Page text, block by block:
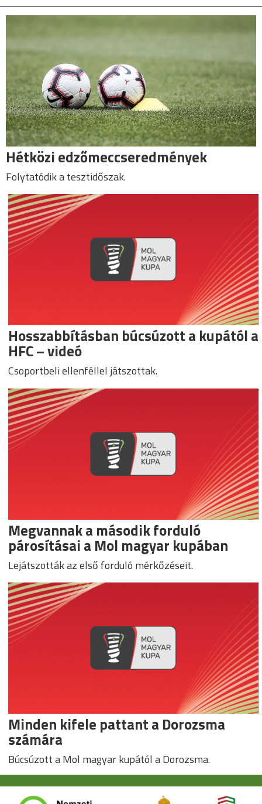
Hétközi edzőmeccseredmények
Folytatódik a tesztidőszak.
Hosszabbításban búcsúzott a kupától a
HFC – videó
Csoportbeli ellenféllel játszottak.
Megvannak a második forduló
párosításai a Mol magyar kupában
Lejátszották az első forduló mérkőzéseit.
Minden kifele pattant a Dorozsma
számára
Búcsúzott a Mol magyar kupától a Dorozsma.